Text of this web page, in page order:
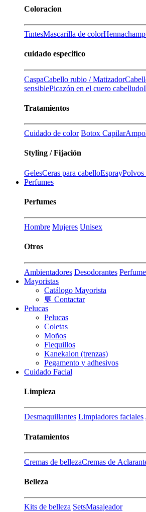
Coloracion
TintesMascarilla de colorHenna
cuidado especifico
CaspaCabello rubio / Matizador
sensiblePicazón en el cuero cabelludo
Tratamientos
Cuidado de color Botox Capilar
Styling / Fijación
GelesCeras para cabelloEsprayPolvos
Perfumes
Perfumes
Hombre Mujeres Unisex
Otros
Ambientadores Desodorantes
Mayoristas
Catálogo Mayorista
💬 Contactar
Pelucas
Pelucas
Coletas
Moños
Flequillos
Kanekalon (trenzas)
Pegamento y adhesivos
Cuidado Facial
Limpieza
Desmaquillantes Limpiadores faciales
Tratamientos
Cremas de bellezaCremas de
Belleza
Kits de belleza SetsMasajeador